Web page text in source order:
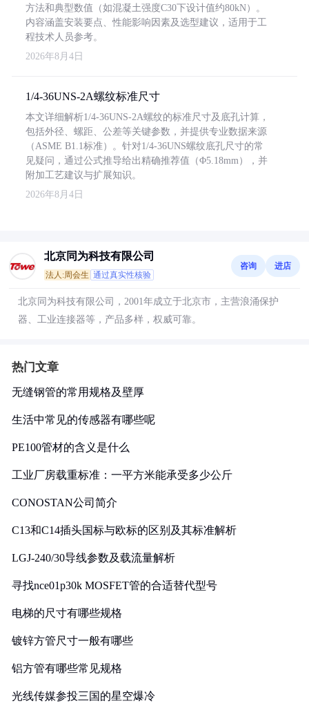
方法和典型数值（如混凝土强度C30下设计值约80kN）。
内容涵盖安装要点、性能影响因素及选型建议，适用于工
程技术人员参考。
2026年8月4日
1/4-36UNS-2A螺纹标准尺寸
本文详细解析1/4-36UNS-2A螺纹的标准尺寸及底孔计算，
包括外径、螺距、公差等关键参数，并提供专业数据来源
（ASME B1.1标准）。针对1/4-36UNS螺纹底孔尺寸的常
见疑问，通过公式推导给出精确推荐值（Φ5.18mm），并
附加工艺建议与扩展知识。
2026年8月4日
北京同为科技有限公司
法人:周会生 通过真实性核验
咨询 进店
北京同为科技有限公司，2001年成立于北京市，主营浪涌保护
器、工业连接器等，产品多样，权威可靠。
热门文章
无缝钢管的常用规格及壁厚
生活中常见的传感器有哪些呢
PE100管材的含义是什么
工业厂房载重标准：一平方米能承受多少公斤
CONOSTAN公司简介
C13和C14插头国标与欧标的区别及其标准解析
LGJ-240/30导线参数及载流量解析
寻找nce01p30k MOSFET管的合适替代型号
电梯的尺寸有哪些规格
镀锌方管尺寸一般有哪些
铝方管有哪些常见规格
光线传媒参投三国的星空爆冷